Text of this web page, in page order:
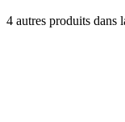
4 autres produits dans